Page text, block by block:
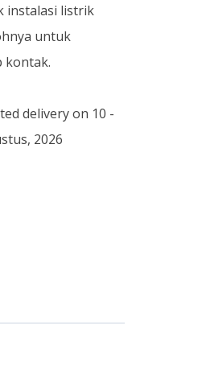
instalasi listrik
untuk
kontak.
delivery on 10 -
2026